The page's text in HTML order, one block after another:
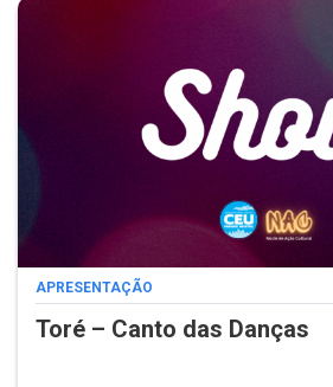
APRESENTAÇÃO
Toré – Canto das Danças